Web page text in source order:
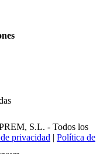
S.L. - Todos los
privacidad | Política de